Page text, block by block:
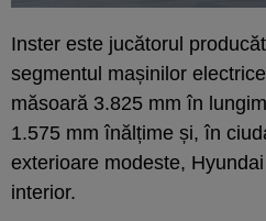
Inster este jucătorul
segmentul mașinilor
măsoară 3.825 mm în
1.575 mm înălțime și, în
exterioare modeste,
interior.